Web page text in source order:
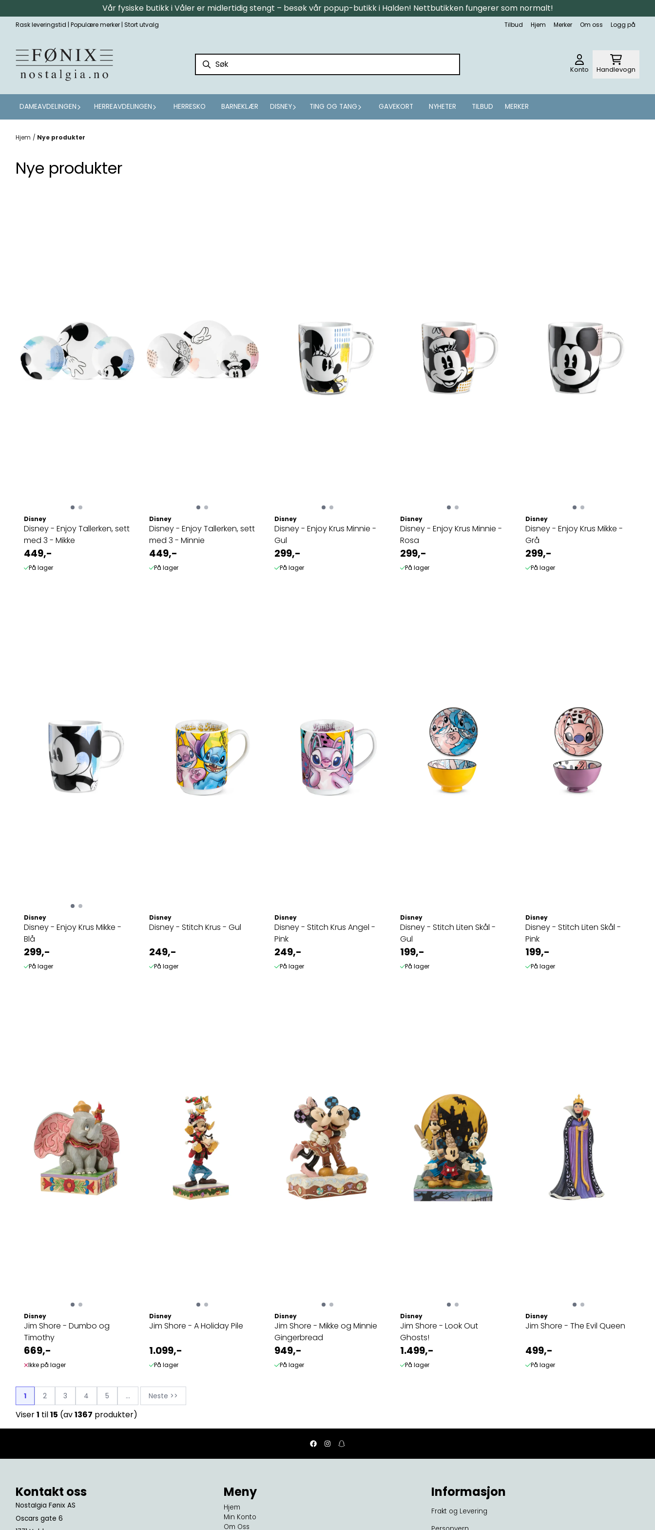
Vår fysiske butikk i Våler er midlertidig stengt – besøk vår popup-butikk i Halden! Nettbutikken fungerer som normalt!
Rask leveringstid | Populære merker | Stort utvalg Tilbud Hjem Merker Om oss Logg på
Konto Handlevogn
DAMEAVDELINGEN HERREAVDELINGEN HERRESKO BARNEKLÆR DISNEY TING OG TANG GAVEKORT NYHETER TILBUD MERKER
Hjem / Nye produkter
Nye produkter
Disney
Disney - Enjoy Tallerken, sett
med 3 - Mikke
449,-
På lager
Disney
Disney - Enjoy Tallerken, sett
med 3 - Minnie
449,-
På lager
Disney
Disney - Enjoy Krus Minnie -
Gul
299,-
På lager
Disney
Disney - Enjoy Krus Minnie -
Rosa
299,-
På lager
Disney
Disney - Enjoy Krus Mikke -
Grå
299,-
På lager
Disney
Disney - Enjoy Krus Mikke -
Blå
299,-
På lager
Disney
Disney - Stitch Krus - Gul
249,-
På lager
Disney
Disney - Stitch Krus Angel -
Pink
249,-
På lager
Disney
Disney - Stitch Liten Skål -
Gul
199,-
På lager
Disney
Disney - Stitch Liten Skål -
Pink
199,-
På lager
Disney
Jim Shore - Dumbo og
Timothy
669,-
Ikke på lager
Disney
Jim Shore - A Holiday Pile
1.099,-
På lager
Disney
Jim Shore - Mikke og Minnie
Gingerbread
949,-
På lager
Disney
Jim Shore - Look Out
Ghosts!
1.499,-
På lager
Disney
Jim Shore - The Evil Queen
499,-
På lager
1 2 3 4 5 ... Neste >>
Viser1 til15 (av1367 produkter)
Kontakt oss
Nostalgia Fønix AS
Oscars gate 6
Meny
Hjem
Min Konto
Om Oss
Informasjon
Frakt og Levering